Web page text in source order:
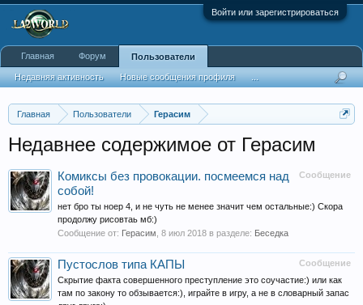
Войти или зарегистрироваться
Главная Пользователи Герасим
Недавнее содержимое от Герасим
Сообщение
Комиксы без провокации. посмеемся над
собой!
нет бро ты ноер 4, и не чуть не менее значит чем остальные:) Скора
продолжу рисовтаь мб:)
Сообщение от: Герасим 8 июл 2018 в разделе: Беседка
Сообщение
Пустослов типа КАПЫ
Скрытие факта совершенного преступление это соучастие:) или как
там по закону то обзывается:), играйте в игру, а не в словарный запас
Главная Форум Пользователи
Недавняя активность Новые сообщения профиля